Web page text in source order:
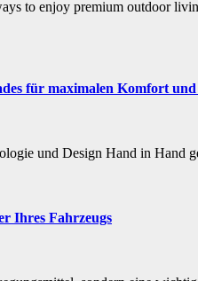
to enjoy premium outdoor
für maximalen Komfort
und Design Hand in
Ihres Fahrzeugs